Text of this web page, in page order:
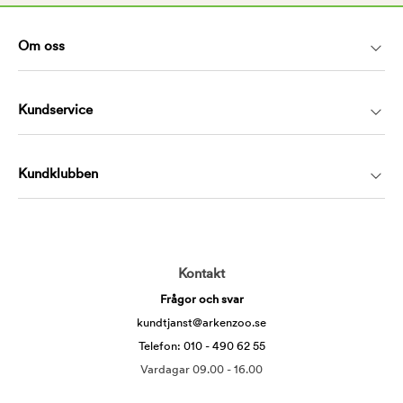
Om oss
Kundservice
Kundklubben
Kontakt
Frågor och svar
kundtjanst@arkenzoo.se
Telefon: 010 - 490 62 55
Vardagar 09.00 - 16.00